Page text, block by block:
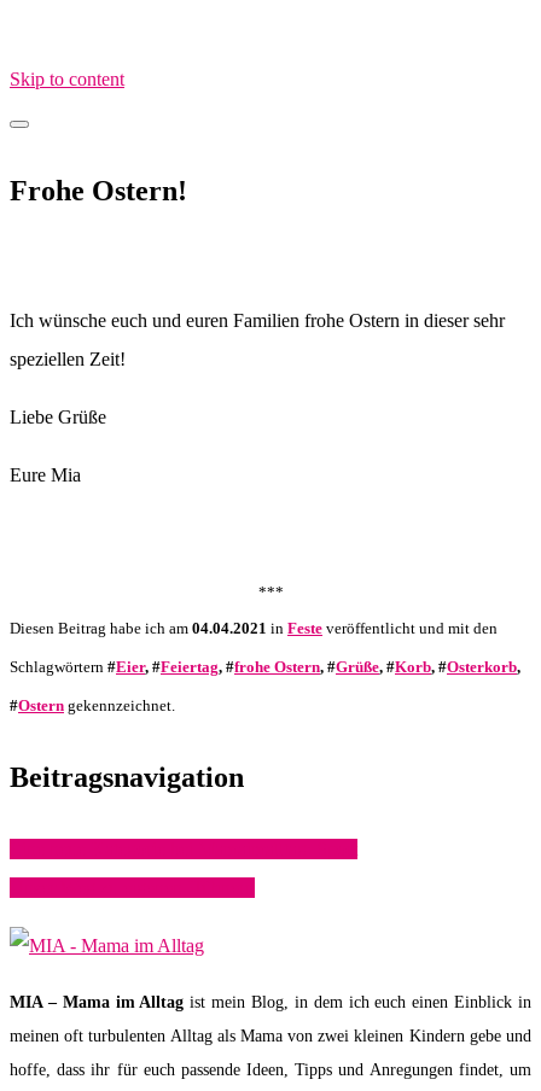
Skip to content
Frohe Ostern!
Ich wünsche euch und euren Familien frohe Ostern in dieser sehr
speziellen Zeit!
Liebe Grüße
Eure Mia
***
Diesen Beitrag habe ich am 04.04.2021 in Feste veröffentlicht und mit den
Schlagwörtern #Eier, #Feiertag, #frohe Ostern, #Grüße, #Korb, #Osterkorb,
#Ostern gekennzeichnet.
Beitragsnavigation
MIA – Mama im Alltag ist mein Blog, in dem ich euch einen Einblick in
meinen oft turbulenten Alltag als Mama von zwei kleinen Kindern gebe und
hoffe, dass ihr für euch passende Ideen, Tipps und Anregungen findet, um